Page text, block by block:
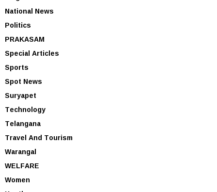
National News
Politics
PRAKASAM
Special Articles
Sports
Spot News
Suryapet
Technology
Telangana
Travel And Tourism
Warangal
WELFARE
Women